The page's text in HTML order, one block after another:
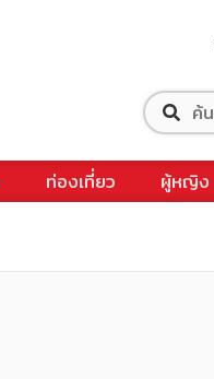
ท่องเที่ยว ผู้หญิง